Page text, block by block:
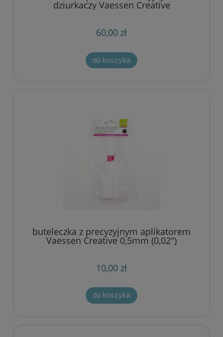
dziurkaczy Vaessen Creative
60,00 zł
do koszyka
buteleczka z precyzyjnym aplikatorem
Vaessen Creative 0,5mm (0,02")
10,00 zł
do koszyka